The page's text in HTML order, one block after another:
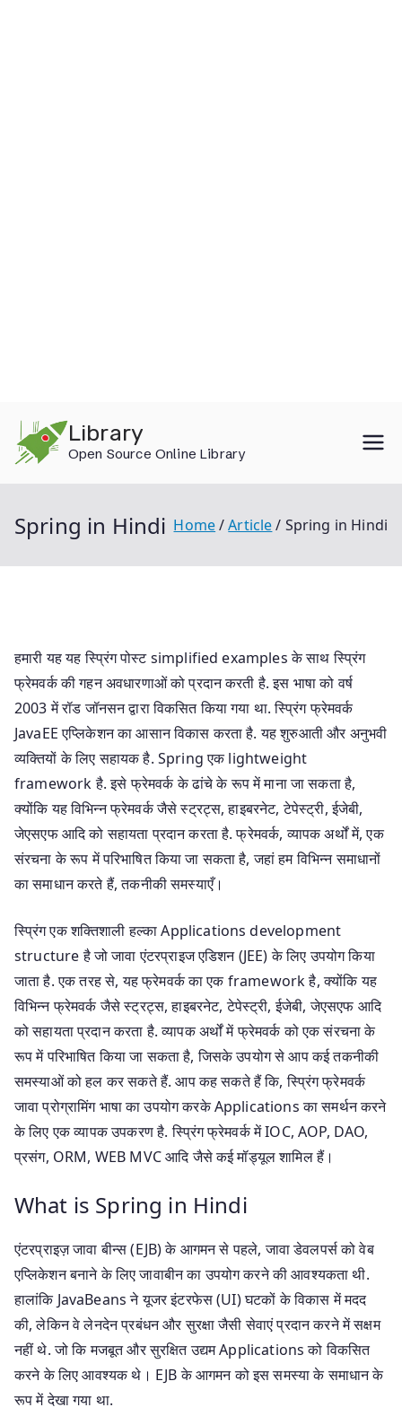
content
Library
Open Source Online Library
Spring in Hindi Home Article Spring in Hindi
हमारी यह यह स्प्रिंग पोस्ट simplified examples के साथ स्प्रिंग
फ्रेमवर्क की गहन अवधारणाओं को प्रदान करती है. इस भाषा को वर्ष
2003 में रॉड जॉनसन द्वारा विकसित किया गया था. स्प्रिंग फ्रेमवर्क
JavaEE एप्लिकेशन का आसान विकास करता है. यह शुरुआती और अनुभवी
व्यक्तियों के लिए सहायक है. Spring एक lightweight
framework है. इसे फ्रेमवर्क के ढांचे के रूप में माना जा सकता है,
क्योंकि यह विभिन्न फ्रेमवर्क जैसे स्ट्रट्स, हाइबरनेट, टेपेस्ट्री, ईजेबी,
जेएसएफ आदि को सहायता प्रदान करता है. फ्रेमवर्क, व्यापक अर्थों में, एक
संरचना के रूप में परिभाषित किया जा सकता है, जहां हम विभिन्न समाधानों
का समाधान करते हैं, तकनीकी समस्याएँ।
स्प्रिंग एक शक्तिशाली हल्का Applications development
structure है जो जावा एंटरप्राइज एडिशन (JEE) के लिए उपयोग किया
जाता है. एक तरह से, यह फ्रेमवर्क का एक framework है, क्योंकि यह
विभिन्न फ्रेमवर्क जैसे स्ट्रट्स, हाइबरनेट, टेपेस्ट्री, ईजेबी, जेएसएफ आदि
को सहायता प्रदान करता है. व्यापक अर्थों में फ्रेमवर्क को एक संरचना के
रूप में परिभाषित किया जा सकता है, जिसके उपयोग से आप कई तकनीकी
समस्याओं को हल कर सकते हैं. आप कह सकते हैं कि, स्प्रिंग फ्रेमवर्क
जावा प्रोग्रामिंग भाषा का उपयोग करके Applications का समर्थन करने
के लिए एक व्यापक उपकरण है. स्प्रिंग फ्रेमवर्क में IOC, AOP, DAO,
प्रसंग, ORM, WEB MVC आदि जैसे कई मॉड्यूल शामिल हैं।
What is Spring in Hindi
एंटरप्राइज़ जावा बीन्स (EJB) के आगमन से पहले, जावा डेवलपर्स को वेब
एप्लिकेशन बनाने के लिए जावाबीन का उपयोग करने की आवश्यकता थी.
हालांकि JavaBeans ने यूजर इंटरफेस (UI) घटकों के विकास में मदद
की, लेकिन वे लेनदेन प्रबंधन और सुरक्षा जैसी सेवाएं प्रदान करने में सक्षम
नहीं थे. जो कि मजबूत और सुरक्षित उद्यम Applications को विकसित
करने के लिए आवश्यक थे। EJB के आगमन को इस समस्या के समाधान के
रूप में देखा गया था.